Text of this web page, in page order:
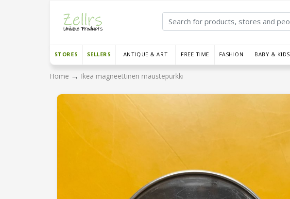
STORES SELLERS ANTIQUE & ART FREE TIME FASHION BABY & KIDS
Home → Ikea magneettinen maustepurkki